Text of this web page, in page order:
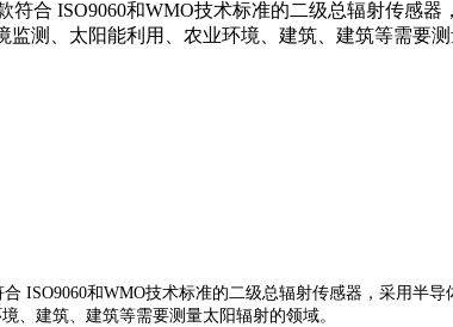
符合 ISO9060和WMO技术标准的二级总辐射传感
监测、太阳能利用、农业环境、建筑、建筑等需
合 ISO9060和WMO技术标准的二级总辐射传感器，采用半
、建筑、建筑等需要测量太阳辐射的领域。